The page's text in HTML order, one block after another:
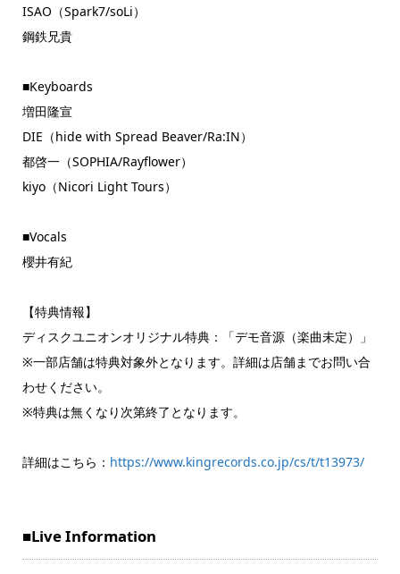
ISAO（Spark7/soLi）
鋼鉄兄貴
■Keyboards
増田隆宣
DIE（hide with Spread Beaver/Ra:IN）
都啓一（SOPHIA/Rayflower）
kiyo（Nicori Light Tours）
■Vocals
櫻井有紀
【特典情報】
ディスクユニオンオリジナル特典：「デモ音源（楽曲未定）」
※一部店舗は特典対象外となります。詳細は店舗までお問い合
わせください。
※特典は無くなり次第終了となります。
詳細はこちら： https://www.kingrecords.co.jp/cs/t/t13973/
■Live Information